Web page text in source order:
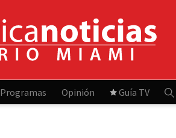
Programas Opinión Guía TV